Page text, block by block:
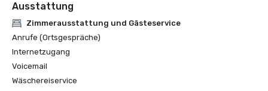
Ausstattung
Zimmerausstattung und Gästeservice
Anrufe (Ortsgespräche)
Internetzugang
Voicemail
Wäschereiservice